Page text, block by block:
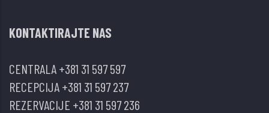
KONTAKTIRAJTE NAS
CENTRALA+381 31 597 597
RECEPCIJA+381 31 597 237
REZERVACIJE +381 31 597 236